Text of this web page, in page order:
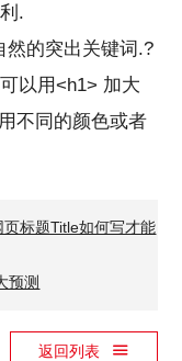
.
然的突出关键词.?
以用<h1> 加大
不同的颜色或者
标题Title如何写才能
预测
返回列表